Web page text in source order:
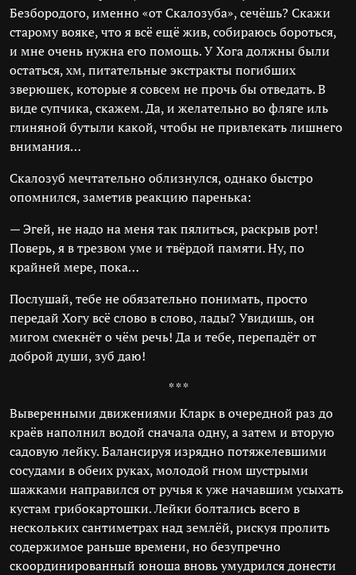
Безбородого, именно «от Скалозуба», сечёшь? Скажи
старому вояке, что я всё ещё жив, собираюсь бороться,
и мне очень нужна его помощь. У Хога должны были
остаться, хм, питательные экстракты погибших
зверюшек, которые я совсем не прочь бы отведать. В
виде супчика, скажем. Да, и желательно во фляге иль
глиняной бутыли какой, чтобы не привлекать лишнего
внимания…
Скалозуб мечтательно облизнулся, однако быстро
опомнился, заметив реакцию паренька:
— Эгей, не надо на меня так пялиться, раскрыв рот!
Поверь, я в трезвом уме и твёрдой памяти. Ну, по
крайней мере, пока…
Послушай, тебе не обязательно понимать, просто
передай Хогу всё слово в слово, лады? Увидишь, он
мигом смекнёт о чём речь! Да и тебе, перепадёт от
доброй души, зуб даю!
* * *
Выверенными движениями Кларк в очередной раз до
краёв наполнил водой сначала одну, а затем и вторую
садовую лейку. Балансируя изрядно потяжелевшими
сосудами в обеих руках, молодой гном шустрыми
шажками направился от ручья к уже начавшим усыхать
кустам грибокартошки. Лейки болтались всего в
нескольких сантиметрах над землёй, рискуя пролить
содержимое раньше времени, но безупречно
скоординированный юноша вновь умудрился донести